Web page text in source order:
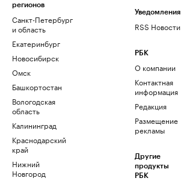
регионов
Санкт-Петербург
и область
Екатеринбург
Новосибирск
Омск
Башкортостан
Вологодская
область
Калининград
Краснодарский
край
Нижний
Новгород
Уведомления
RSS Новости
РБК
О компании
Контактная
информация
Редакция
Размещение
рекламы
Другие
продукты
РБК